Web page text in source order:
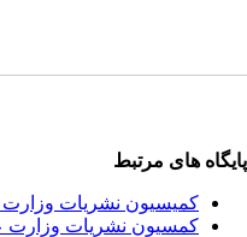
پایگاه های مرتبط
کمیسیون نشریات
کمسیون نشریات وزارت